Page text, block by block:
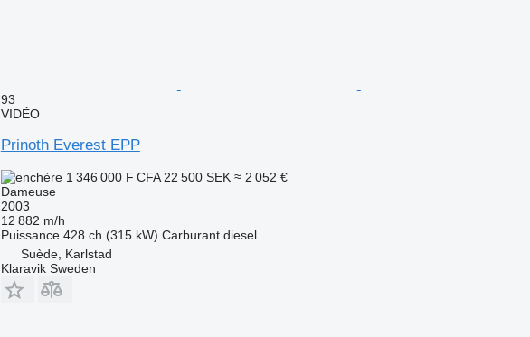
93
VIDÉO
Prinoth Everest EPP
1 346 000 F CFA 22 500 SEK ≈ 2 052 €
Dameuse
2003
12 882 m/h
Puissance 428 ch (315 kW) Carburant diesel
Suède, Karlstad
Klaravik Sweden